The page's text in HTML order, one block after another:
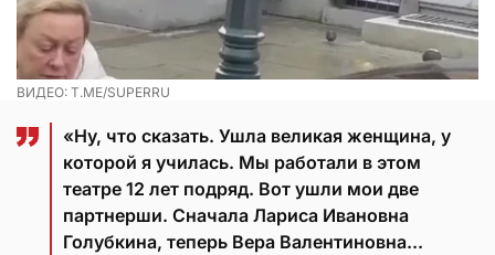
ВИДЕО: T.ME/SUPERRU
«Ну, что сказать. Ушла великая женщина, у
которой я училась. Мы работали в этом
театре 12 лет подряд. Вот ушли мои две
партнерши. Сначала Лариса Ивановна
Голубкина, теперь Вера Валентиновна...